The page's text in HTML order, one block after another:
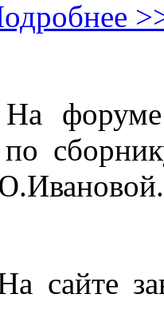
форуме
сайте